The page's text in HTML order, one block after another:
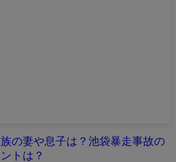
の妻や息子は？池袋暴走事故の
トは？